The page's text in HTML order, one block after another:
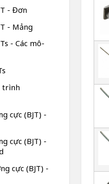
- Đơn
- Mảng
- Các mô-
trình
cực (BJT) -
cực (BJT) -
cực (BJT) -